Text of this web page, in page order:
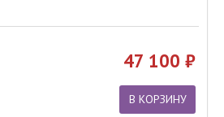
47 100
В КОРЗИНУ